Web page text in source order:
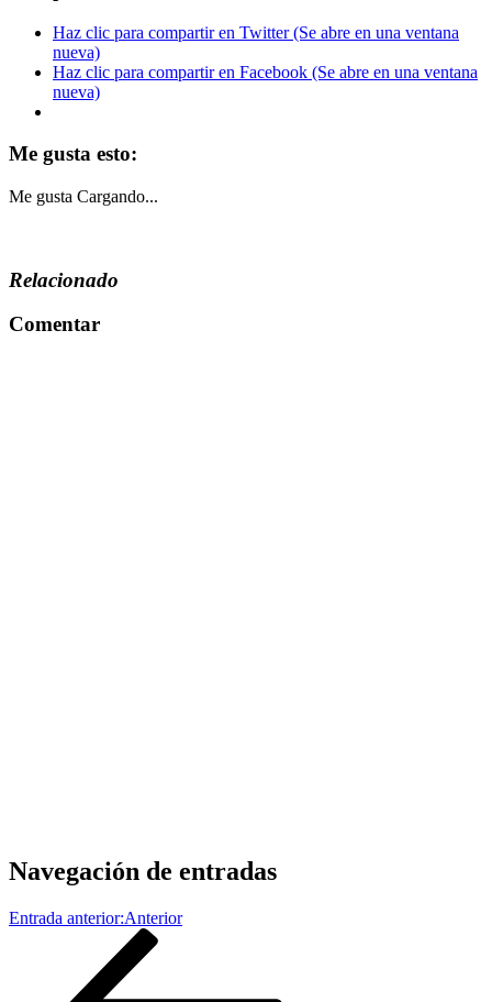
Haz clic para compartir en Twitter (Se abre en una ventana
nueva)
Haz clic para compartir en Facebook (Se abre en una ventana
nueva)
Me gusta esto:
Me gusta Cargando...
Relacionado
Comentar
Navegación de entradas
Entrada anterior:Anterior